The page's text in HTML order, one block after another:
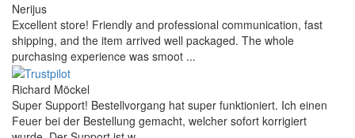
Nerijus
Excellent store! Friendly and professional communication, fast
shipping, and the item arrived well packaged. The whole
purchasing experience was smoot ...
Richard Möckel
Super Support! Bestellvorgang hat super funktioniert. Ich einen
Feuer bei der Bestellung gemacht, welcher sofort korrigiert